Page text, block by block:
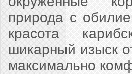
природа с
красота
шикарный изыск
максимально